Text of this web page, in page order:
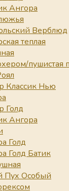
Ангора
Верблюд
теплая
пушистая
Классик Нью
Голд
Ангора
Голд
Голд Батик
Пух Особый